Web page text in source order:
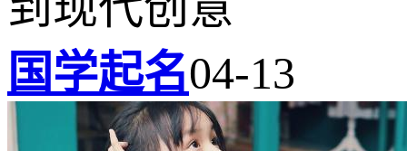
国学起名04-13